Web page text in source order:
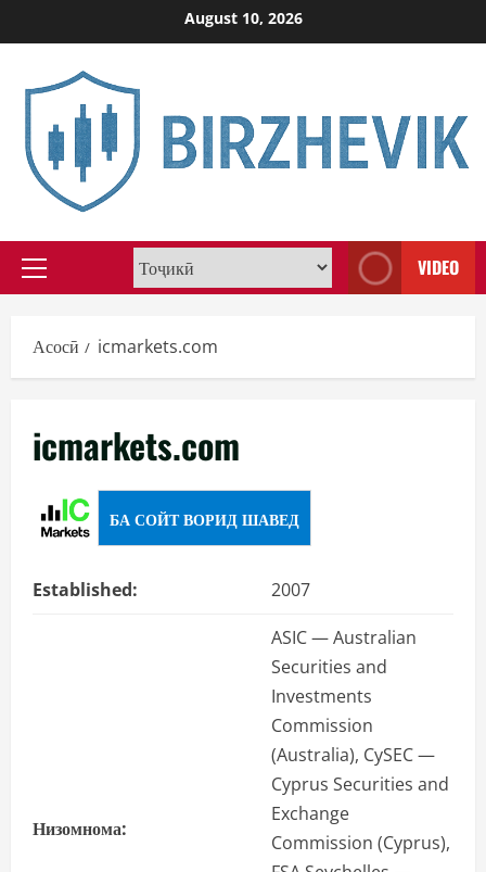
to
August 10, 2026
Primary
VIDEO
Асосӣ icmarkets.com
icmarkets.com
БА СОЙТ ВОРИД ШАВЕД
Established: 2007
Низомнома:
ASIC — Australian
Securities and
Investments
Commission
(Australia), CySEC —
Cyprus Securities and
Exchange
Commission (Cyprus),